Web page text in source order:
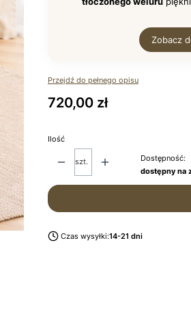
Zobacz
Przejdź do pełnego opisu
Cena
720,00 zł
Ilość
szt.
Dostępność:
dostępny na
Czas wysyłki:14-21 dni